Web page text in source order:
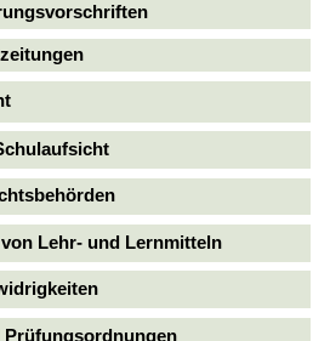
Lehr- und Lernmitteln
Prüfungsordnungen